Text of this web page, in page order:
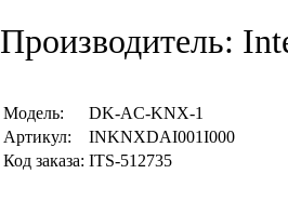
Производитель:
Модель:
DK-AC-KNX-1
Артикул:
INKNXDAI001I000
Код заказа: ITS-512735